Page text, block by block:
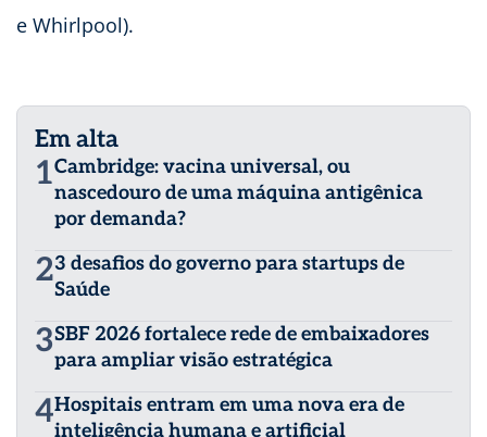
e Whirlpool).
Em alta
1Cambridge: vacina universal, ou
nascedouro de uma máquina antigênica
por demanda?
23 desafios do governo para startups de
Saúde
3SBF 2026 fortalece rede de embaixadores
para ampliar visão estratégica
4Hospitais entram em uma nova era de
inteligência humana e artificial